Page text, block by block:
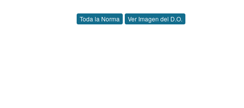
Toda la Norma Ver Imagen del D.O.